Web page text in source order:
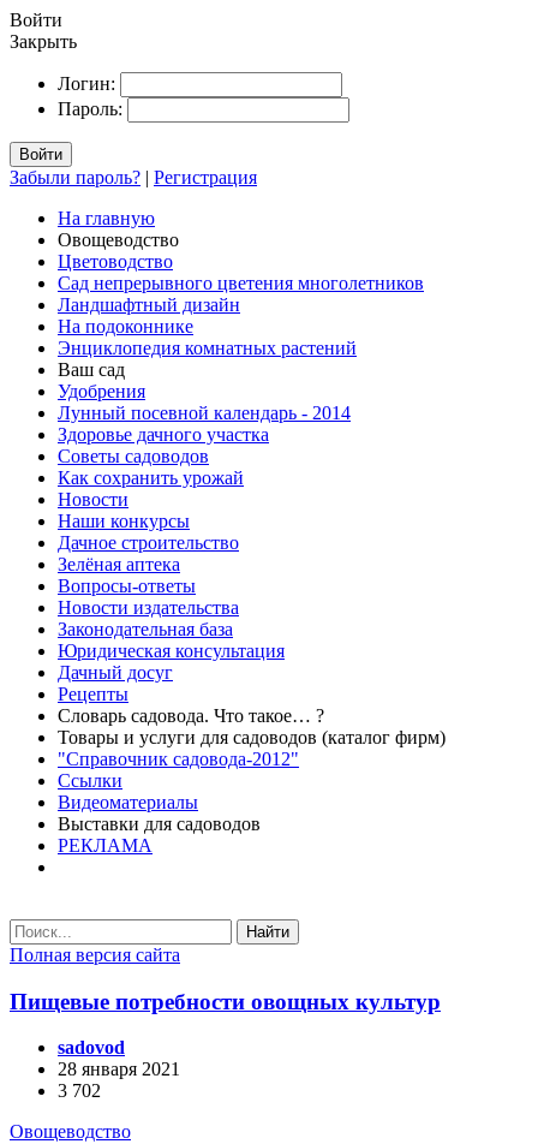
Войти
Закрыть
Логин:
Пароль:
Войти
Забыли пароль? | Регистрация
На главную
Овощеводство
Цветоводство
Сад непрерывного цветения многолетников
Ландшафтный дизайн
На подоконнике
Энциклопедия комнатных растений
Ваш сад
Удобрения
Лунный посевной календарь - 2014
Здоровье дачного участка
Советы садоводов
Как сохранить урожай
Новости
Наши конкурсы
Дачное строительство
Зелёная аптека
Вопросы-ответы
Новости издательства
Законодательная база
Юридическая консультация
Дачный досуг
Рецепты
Словарь садовода. Что такое… ?
Товары и услуги для садоводов (каталог фирм)
"Справочник садовода-2012"
Ссылки
Видеоматериалы
Выставки для садоводов
РЕКЛАМА
Найти
Полная версия сайта
Пищевые потребности овощных культур
sadovod
28 января 2021
3 702
Овощеводство